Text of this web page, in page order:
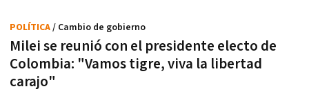
Milei se reunió con el presidente electo de
Colombia: "Vamos tigre, viva la libertad
carajo"
POLÍTICA/ Cambio de gobierno